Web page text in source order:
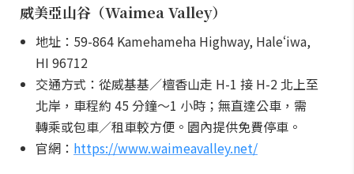
威美亞山谷（Waimea Valley）
地址：59-864 Kamehameha Highway, Haleʻiwa,
HI 96712
交通方式：從威基基／檀香山走 H-1 接 H-2 北上至
北岸，車程約 45 分鐘～1 小時；無直達公車，需
轉乘或包車／租車較方便。園內提供免費停車。
官網： https://www.waimeavalley.net/